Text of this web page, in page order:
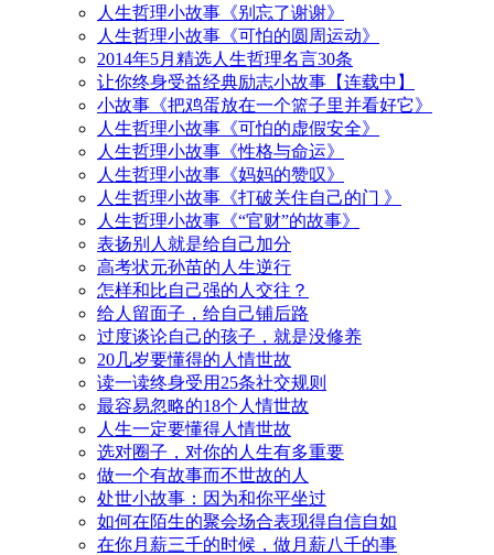
人生哲理小故事《别忘了谢谢》
人生哲理小故事《可怕的圆周运动》
2014年5月精选人生哲理名言30条
让你终身受益经典励志小故事【连载中】
小故事《把鸡蛋放在一个篮子里并看好它》
人生哲理小故事《可怕的虚假安全》
人生哲理小故事《性格与命运》
人生哲理小故事《妈妈的赞叹》
人生哲理小故事《打破关住自己的门 》
人生哲理小故事《“官财”的故事》
表扬别人就是给自己加分
高考状元孙苗的人生逆行
怎样和比自己强的人交往？
给人留面子，给自己铺后路
过度谈论自己的孩子，就是没修养
20几岁要懂得的人情世故
读一读终身受用25条社交规则
最容易忽略的18个人情世故
人生一定要懂得人情世故
选对圈子，对你的人生有多重要
做一个有故事而不世故的人
处世小故事：因为和你平坐过
如何在陌生的聚会场合表现得自信自如
在你月薪三千的时候，做月薪八千的事